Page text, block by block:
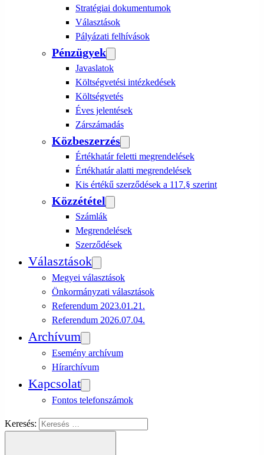
Stratégiai dokumentumok
Választások
Pályázati felhívások
Pénzügyek
Javaslatok
Költségvetési intézkedések
Költségvetés
Éves jelentések
Zárszámadás
Közbeszerzés
Értékhatár feletti megrendelések
Értékhatár alatti megrendelések
Kis értékű szerződések a 117.§ szerint
Közzététel
Számlák
Megrendelések
Szerződések
Választások
Megyei választások
Önkormányzati választások
Referendum 2023.01.21.
Referendum 2026.07.04.
Archívum
Esemény archívum
Hírarchívum
Kapcsolat
Fontos telefonszámok
Keresés: